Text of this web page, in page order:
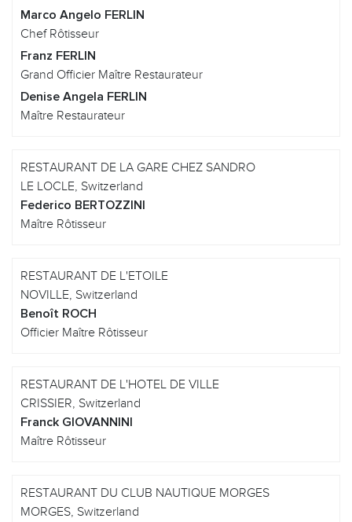
Marco Angelo FERLIN
Chef Rôtisseur
Franz FERLIN
Grand Officier Maître Restaurateur
Denise Angela FERLIN
Maître Restaurateur
RESTAURANT DE LA GARE CHEZ SANDRO
LE LOCLE, Switzerland
Federico BERTOZZINI
Maître Rôtisseur
RESTAURANT DE L'ETOILE
NOVILLE, Switzerland
Benoît ROCH
Officier Maître Rôtisseur
RESTAURANT DE L'HOTEL DE VILLE
CRISSIER, Switzerland
Franck GIOVANNINI
Maître Rôtisseur
RESTAURANT DU CLUB NAUTIQUE MORGES
MORGES, Switzerland